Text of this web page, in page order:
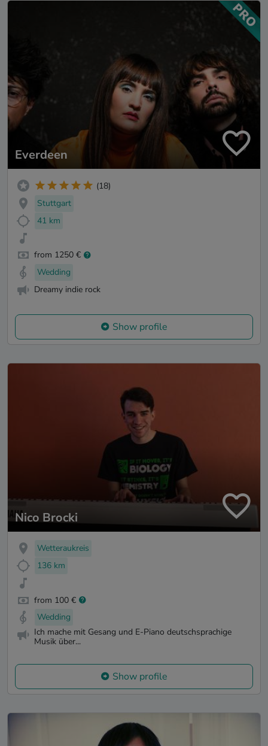
Everdeen
(18)
Stuttgart
41 km
from 1250 €
Wedding
Dreamy indie rock
Show profile
Nico Brocki
Wetteraukreis
136 km
from 100 €
Wedding
Ich mache mit Gesang und E-Piano deutschsprachige
Musik über...
Show profile